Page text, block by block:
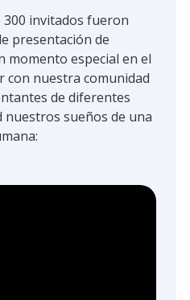
300 invitados fueron
presentación de
momento especial en el
con nuestra comunidad
de diferentes
nuestros sueños de una